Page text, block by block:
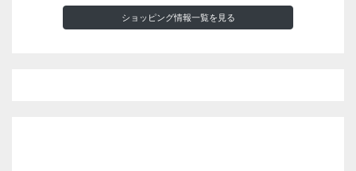
ショッピング情報一覧を見る